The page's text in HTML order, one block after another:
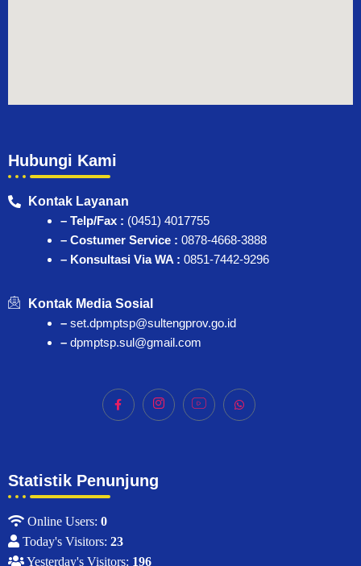
Hubungi Kami
Kontak Layanan
– Telp/Fax : (0451) 4017755
– Costumer Service : 0878-4668-3888
– Konsultasi Via WA : 0851-7442-9296
Kontak Media Sosial
– set.dpmptsp@sultengprov.go.id
– dpmptsp.sul@gmail.com
Statistik Penunjung
Online Users: 0
Today's Visitors: 23
Yesterday's Visitors: 196